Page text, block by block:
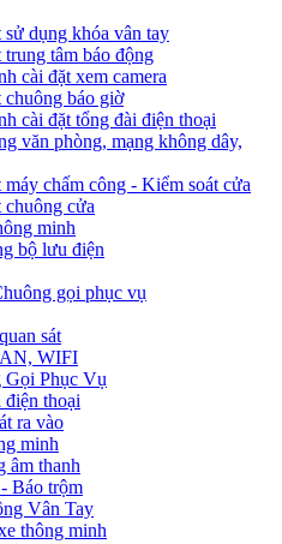
dụng khóa vân tay
tâm báo động
cài đặt xem camera
báo giờ
cài đặt tổng đài điện thoại
văn phòng, mạng không dây,
chấm công - Kiểm soát cửa
cửa
minh
bộ lưu điện
gọi phục vụ
sát
WIFI
Gọi Phục Vụ
thoại
ra vào
minh
âm thanh
Báo trộm
Vân Tay
thông minh